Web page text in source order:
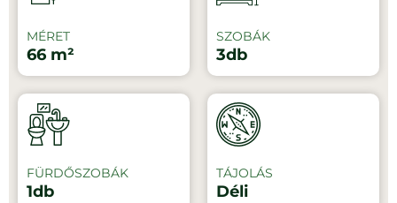
MÉRET
66 m²
SZOBÁK
3db
FÜRDŐSZOBÁK
1db
TÁJOLÁS
Déli